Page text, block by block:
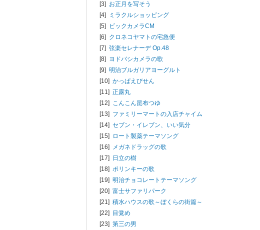
[3] お正月を写そう
[4]
ミラクルショッピング
[5]
ビックカメラCM
[6] クロネコヤマトの宅急便
[7] 弦楽セレナーデ Op.48
[8] ヨドバシカメラの歌
[9] 明治ブルガリアヨーグルト
[10] かっぱえびせん
[11] 正露丸
[12] こんこん昆布つゆ
[13] ファミリーマートの入店チャイム
[14] セブン・イレブン、いい気分
[15]
ロート製薬テーマソング
[16]
メガネドラッグの歌
[17]
日立の樹
[18] ポリンキーの歌
[19] 明治チョコレートテーマソング
[20] 富士サファリパーク
[21] 積水ハウスの歌～ぼくらの街篇～
[22]
目覚め
[23] 第三の男